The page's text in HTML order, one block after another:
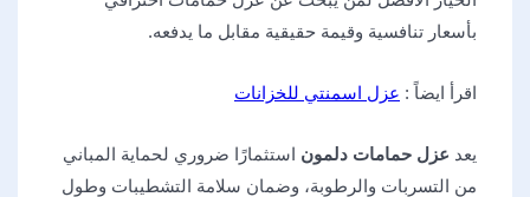
بأسعار تنافسية وقيمة حقيقية مقابل ما يدفعه.
اقرأ ايضاً : عزل اسمنتي للخزانات
يعد عزل حمامات دلمون استثمارًا ضروري لحماية المباني
من التسربات والرطوبة، وضمان سلامة التشطيبات وطول